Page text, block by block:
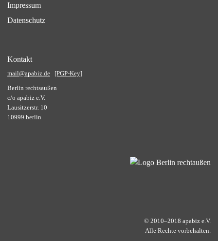
Impressum
Datenschutz
Kontakt
mail@apabiz.de [PGP-Key]
Berlin rechtsaußen
c/o apabiz e.V.
Lausitzerstr. 10
10999 berlin
© 2010–2018 apabiz e.V.
Alle Rechte vorbehalten.